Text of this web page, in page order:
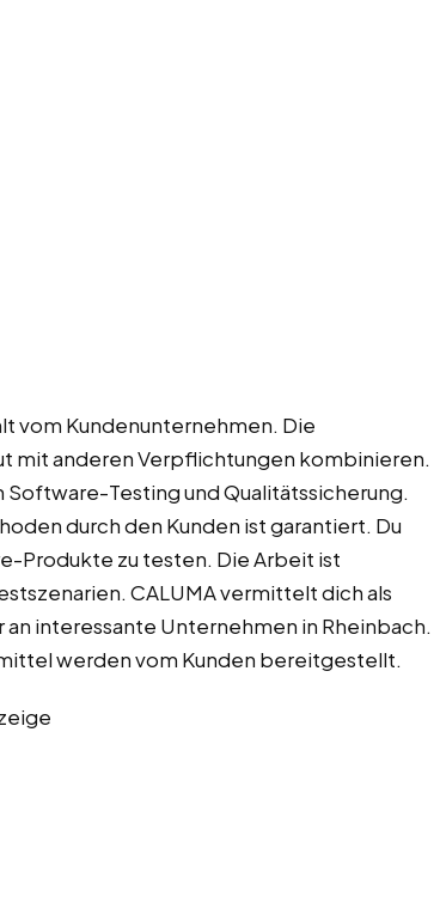
vom Kundenunternehmen. Die
mit anderen Verpflichtungen kombinieren.
Testing und Qualitätssicherung.
durch den Kunden ist garantiert. Du
Produkte zu testen. Die Arbeit ist
CALUMA vermittelt dich als
interessante Unternehmen in Rheinbach.
werden vom Kunden bereitgestellt.